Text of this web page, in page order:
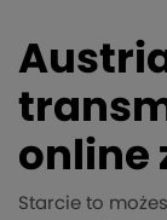
online
Starcie to